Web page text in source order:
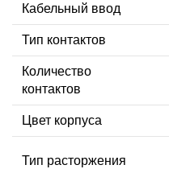
Кабельный ввод
Тип контактов
Количество
контактов
Цвет корпуса
Тип расторжения